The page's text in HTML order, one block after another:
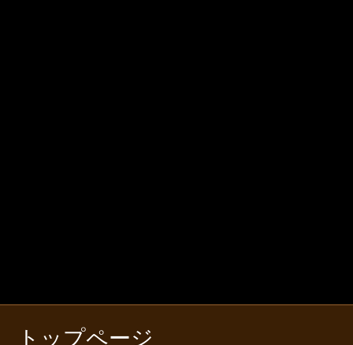
トップページ